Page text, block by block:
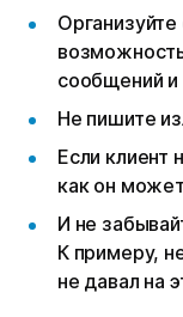
сообщений и
Не пишите
Если клиент
как он
И не
К примеру,
не давал на